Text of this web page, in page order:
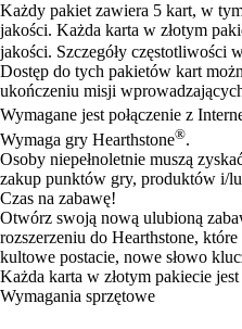
Available actions
Każdy pakiet zawiera 5 kart, w
jakości. Każda karta w złotym
jakości. Szczegóły częstotliwości
Dostęp do tych pakietów kart
ukończeniu misji
Wymagane jest połączenie z
Wymaga gry Hearthstone®.
Osoby niepełnoletnie muszą
zakup punktów gry, produktów i/
Czas na zabawę!
Otwórz swoją nową ulubioną
rozszerzeniu do Hearthstone,
kultowe postacie, nowe słowo
Każda karta w złotym pakiecie
Wymagania sprzętowe